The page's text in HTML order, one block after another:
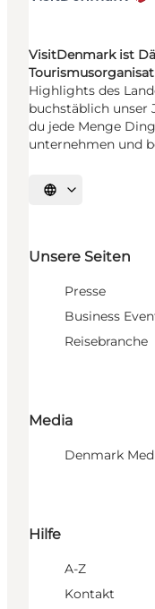
VisitDenmark ist
Highlights des
buchstäblich unser
du jede Menge
unternehmen und
Sprache auswählen
Unsere Seiten
Presse
Business
Reisebranche
Media
Denmark
Hilfe
A-Z
Kontakt